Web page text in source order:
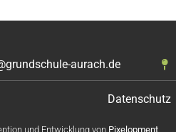
aurach.de
Datenschutz
und Entwicklung von Pixelopment